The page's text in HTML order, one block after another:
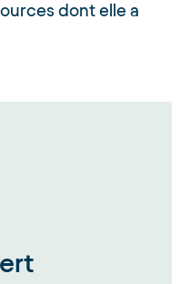
dont elle a